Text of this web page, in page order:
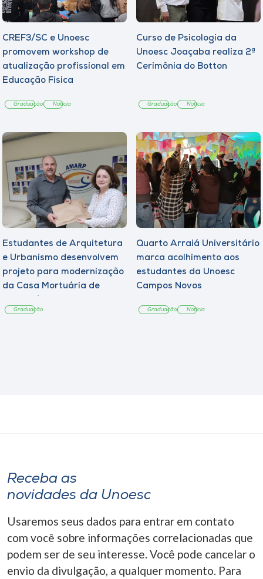
CREF3/SC e Unoesc
promovem workshop de
atualização profissional em
Educação Física
Graduação Notícia
Curso de Psicologia da
Unoesc Joaçaba realiza 2ª
Cerimônia do Botton
Graduação Notícia
Estudantes de Arquitetura
e Urbanismo desenvolvem
projeto para modernização
da Casa Mortuária de
Graduação
Quarto Arraiá Universitário
marca acolhimento aos
estudantes da Unoesc
Campos Novos
Graduação Notícia
Receba as
novidades da Unoesc
Usaremos seus dados para entrar em contato
com você sobre informações correlacionadas que
podem ser de seu interesse. Você pode cancelar o
envio da divulgação, a qualquer momento. Para